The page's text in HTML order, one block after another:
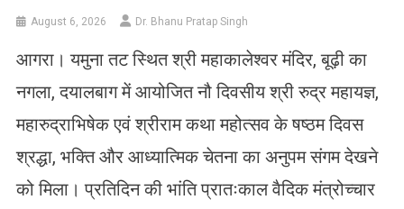
August 6, 2026 Dr. Bhanu Pratap Singh
आगरा। यमुना तट स्थित श्री महाकालेश्वर मंदिर, बूढ़ी का
नगला, दयालबाग में आयोजित नौ दिवसीय श्री रुद्र महायज्ञ,
महारुद्राभिषेक एवं श्रीराम कथा महोत्सव के षष्ठम दिवस
श्रद्धा, भक्ति और आध्यात्मिक चेतना का अनुपम संगम देखने
को मिला। प्रतिदिन की भांति प्रातःकाल वैदिक मंत्रोच्चार